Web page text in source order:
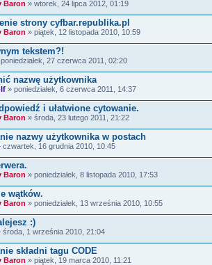
Baron » wtorek, 24 lipca 2012, 01:19
strony cyfbar.republika.pl
Baron » piątek, 12 listopada 2010, 10:59
tekstem?!
27 czerwca 2011, 02:20
nazwę użytkownika
» poniedziałek, 6 czerwca 2011, 14:37
i ułatwione cytowanie.
Baron » środa, 23 lutego 2011, 21:22
nazwy użytkownika w postach
czwartek, 16 grudnia 2010, 10:45
Baron » poniedziałek, 8 listopada 2010, 17:53
wątków.
Baron » poniedziałek, 13 września 2010, 10:55
:)
środa, 1 września 2010, 21:04
składni tagu CODE
Baron » piątek, 19 marca 2010, 11:21